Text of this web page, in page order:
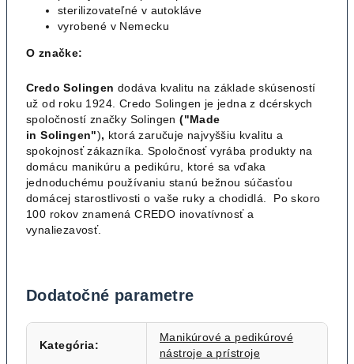
sterilizovateľné v autokláve
vyrobené v Nemecku
O značke:
Credo Solingen dodáva kvalitu na základe skúseností
už od roku 1924. Credo Solingen je jedna z dcérskych
spoločností značky Solingen ("Made
in Solingen"), ktorá zaručuje najvyššiu kvalitu a
spokojnosť zákazníka. Spoločnosť vyrába produkty na
domácu manikúru a pedikúru, ktoré sa vďaka
jednoduchému používaniu stanú bežnou súčasťou
domácej starostlivosti o vaše ruky a chodidlá. Po skoro
100 rokov znamená CREDO inovatívnosť a
vynaliezavosť.
Dodatočné parametre
Kategória:
Manikúrové a pedikúrové
nástroje a prístroje